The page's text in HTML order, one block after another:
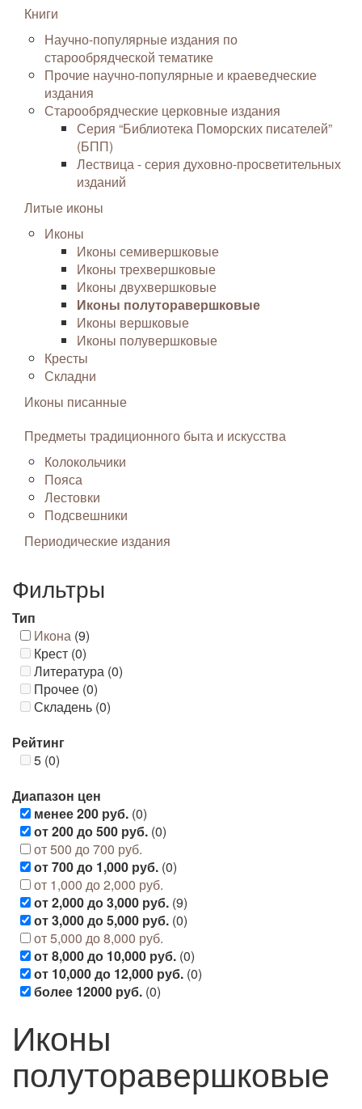
Книги
Научно-популярные издания по
старообрядческой тематике
Прочие научно-популярные и краеведческие
издания
Старообрядческие церковные издания
Серия “Библиотека Поморских писателей”
(БПП)
Лествица - серия духовно-просветительных
изданий
Литые иконы
Иконы
Иконы семивершковые
Иконы трехвершковые
Иконы двухвершковые
Иконы полуторавершковые
Иконы вершковые
Иконы полувершковые
Кресты
Складни
Иконы писанные
Предметы традиционного быта и искусства
Колокольчики
Пояса
Лестовки
Подсвешники
Периодические издания
Фильтры
Тип
Икона (9)
Крест (0)
Литература (0)
Прочее (0)
Складень (0)
Рейтинг
5 (0)
Диапазон цен
менее 200 руб. (0)
от 200 до 500 руб. (0)
от 500 до 700 руб.
от 700 до 1,000 руб. (0)
от 1,000 до 2,000 руб.
от 2,000 до 3,000 руб. (9)
от 3,000 до 5,000 руб. (0)
от 5,000 до 8,000 руб.
от 8,000 до 10,000 руб. (0)
от 10,000 до 12,000 руб. (0)
более 12000 руб. (0)
Иконы
полуторавершковые